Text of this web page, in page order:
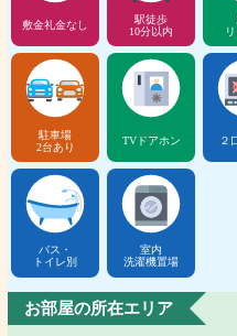
敷金礼金なし
駅徒歩
10分以内
駐車場
2台あり
TVドアホン ２
バス・
トイレ別
室内
洗濯機置場
お部屋の所在エリア